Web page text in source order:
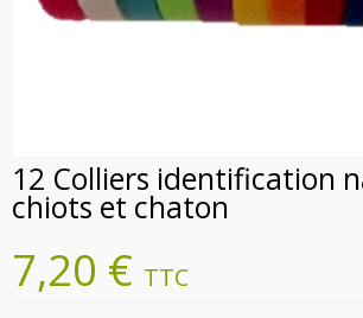
12 Colliers identification
chiots et chaton
7,20 € TTC